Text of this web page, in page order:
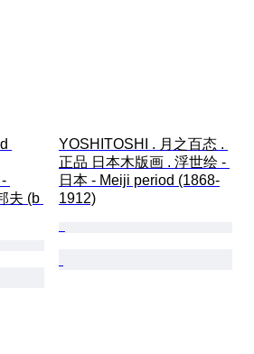
夫 (b
YOSHITOSHI . 月之百态 .
正品 日本木版画 . 浮世绘 -
日本 - Meiji period (1868-
1912)